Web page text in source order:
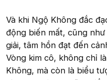
Và khi Ngộ Không đắc
động biến mất, cũng
giải, tâm hồn đạt đến
Vòng kim cô, không chỉ
Không, mà còn là biểu